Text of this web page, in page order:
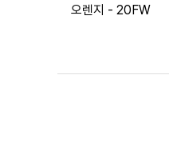
오렌지 - 20FW